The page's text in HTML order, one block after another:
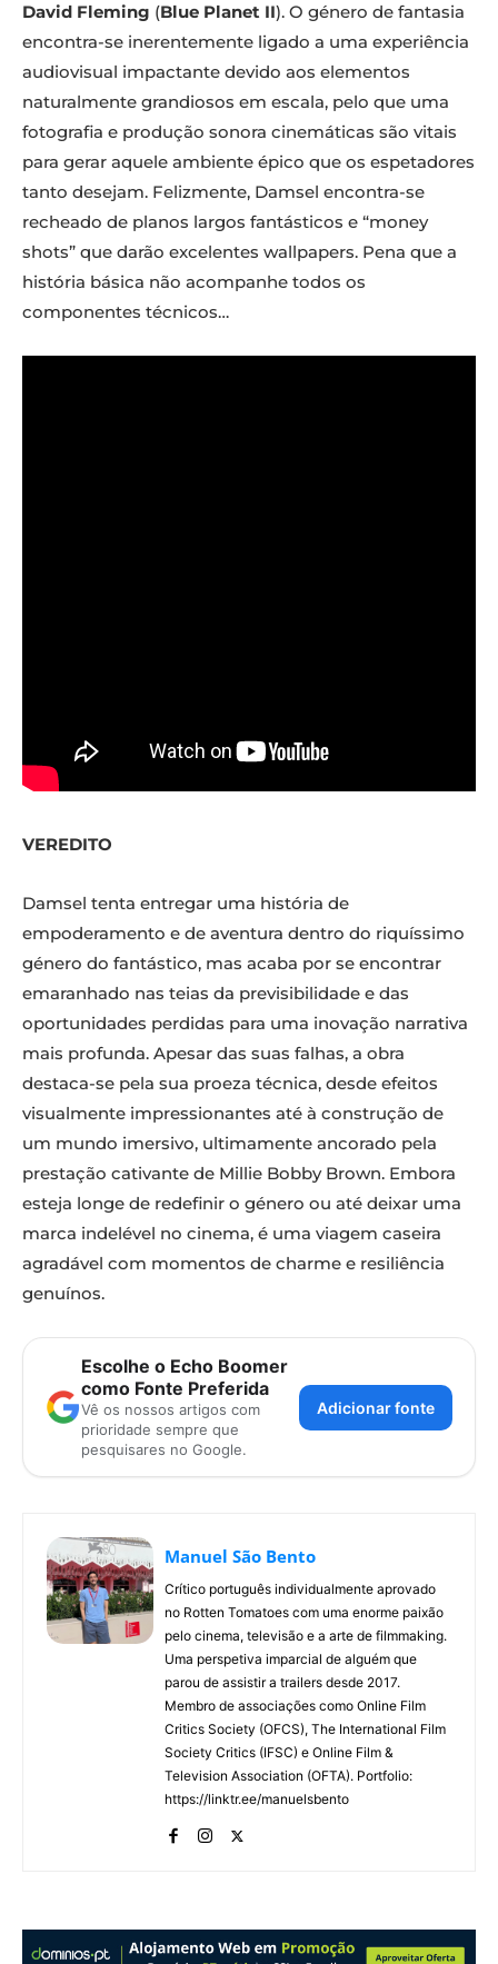
David Fleming (Blue Planet II). O género de fantasia
encontra-se inerentemente ligado a uma experiência
audiovisual impactante devido aos elementos
naturalmente grandiosos em escala, pelo que uma
fotografia e produção sonora cinemáticas são vitais
para gerar aquele ambiente épico que os espetadores
tanto desejam. Felizmente, Damsel encontra-se
recheado de planos largos fantásticos e “money
shots” que darão excelentes wallpapers. Pena que a
história básica não acompanhe todos os
componentes técnicos…
VEREDITO
Damsel tenta entregar uma história de
empoderamento e de aventura dentro do riquíssimo
género do fantástico, mas acaba por se encontrar
emaranhado nas teias da previsibilidade e das
oportunidades perdidas para uma inovação narrativa
mais profunda. Apesar das suas falhas, a obra
destaca-se pela sua proeza técnica, desde efeitos
visualmente impressionantes até à construção de
um mundo imersivo, ultimamente ancorado pela
prestação cativante de Millie Bobby Brown. Embora
esteja longe de redefinir o género ou até deixar uma
marca indelével no cinema, é uma viagem caseira
agradável com momentos de charme e resiliência
genuínos.
Escolhe o Echo Boomer
como Fonte Preferida
Vê os nossos artigos com
prioridade sempre que
pesquisares no Google.
Adicionar fonte
Manuel São Bento
Crítico português individualmente aprovado
no Rotten Tomatoes com uma enorme paixão
pelo cinema, televisão e a arte de filmmaking.
Uma perspetiva imparcial de alguém que
parou de assistir a trailers desde 2017.
Membro de associações como Online Film
Critics Society (OFCS), The International Film
Society Critics (IFSC) e Online Film &
Television Association (OFTA). Portfolio:
https://linktr.ee/manuelsbento